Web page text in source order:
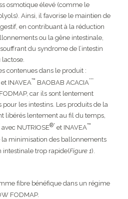
osmotique élevé (comme le
Ainsi, il favorise le maintien de
en contribuant à la réduction
ou la gêne intestinale,
du syndrome de l’intestin
contenues dans le produit :
et INAVEA™ BAOBAB ACACIA***
car ils sont lentement
les intestins. Les produits de la
libérés lentement au fil du temps,
avec NUTRIOSE®* et INAVEA™
la minimisation des ballonnements
intestinale trop rapide(Figure 1).
fibre bénéfique dans un régime
FODMAP.